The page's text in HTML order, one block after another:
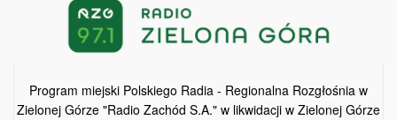
Program miejski Polskiego Radia - Regionalna Rozgłośnia w
Zielonej Górze "Radio Zachód S.A." w likwidacji w Zielonej Górze